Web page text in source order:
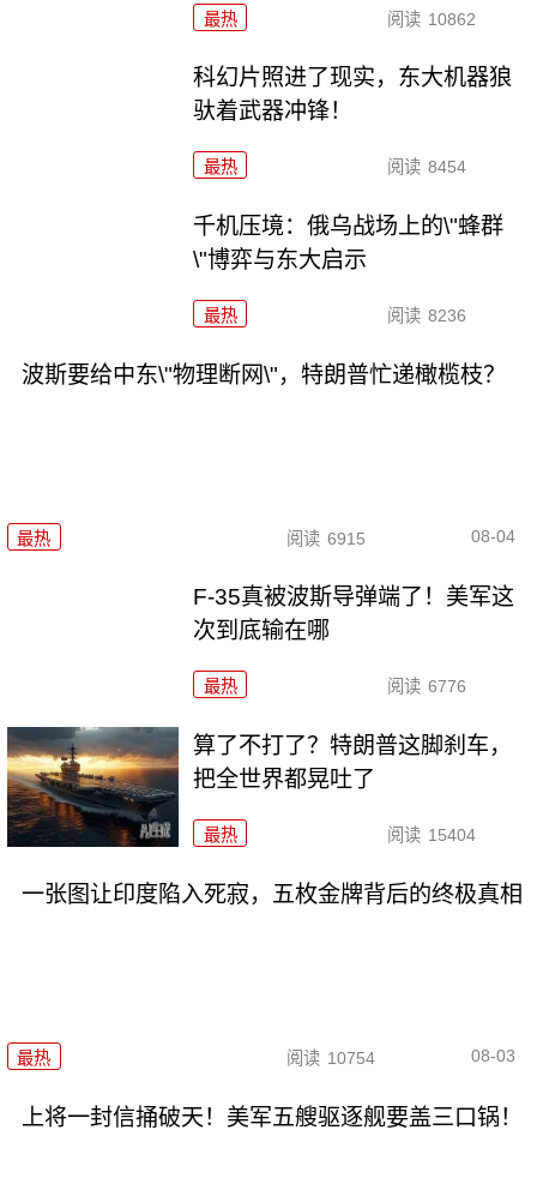
最热 阅读 10862
科幻片照进了现实，东大机器狼
驮着武器冲锋！
最热 阅读 8454
千机压境：俄乌战场上的\"蜂群
\"博弈与东大启示
最热 阅读 8236
波斯要给中东\"物理断网\"，特朗普忙递橄榄枝？
最热 阅读 6915 08-04
F-35真被波斯导弹端了！美军这
次到底输在哪
最热 阅读 6776
算了不打了？特朗普这脚刹车，
把全世界都晃吐了
最热 阅读 15404
一张图让印度陷入死寂，五枚金牌背后的终极真相
最热 阅读 10754 08-03
上将一封信捅破天！美军五艘驱逐舰要盖三口锅！